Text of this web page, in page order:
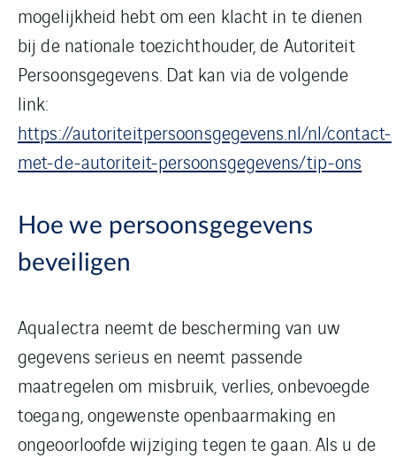
mogelijkheid hebt om een klacht in te dienen
bij de nationale toezichthouder, de Autoriteit
Persoonsgegevens. Dat kan via de volgende
link:
https://autoriteitpersoonsgegevens.nl/nl/contact-
met-de-autoriteit-persoonsgegevens/tip-ons
Hoe we persoonsgegevens
beveiligen
Aqualectra neemt de bescherming van uw
gegevens serieus en neemt passende
maatregelen om misbruik, verlies, onbevoegde
toegang, ongewenste openbaarmaking en
ongeoorloofde wijziging tegen te gaan. Als u de